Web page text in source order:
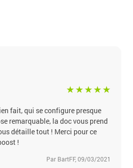
fait, qui se configure presque
remarquable, la doc vous prend
détaille tout ! Merci pour ce
!
Par BartFF, 09/03/2021